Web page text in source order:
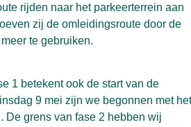
rijden naar het parkeerterrein aan
zij de omleidingsroute door de
te gebruiken.
1 betekent ook de start van de
9 mei zijn we begonnen met het
De grens van fase 2 hebben wij